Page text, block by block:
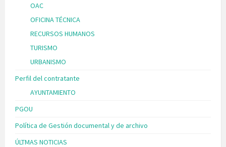
OAC
OFICINA TÉCNICA
RECURSOS HUMANOS
TURISMO
URBANISMO
Perfil del contratante
AYUNTAMIENTO
PGOU
Política de Gestión documental y de archivo
ÚLTMAS NOTICIAS